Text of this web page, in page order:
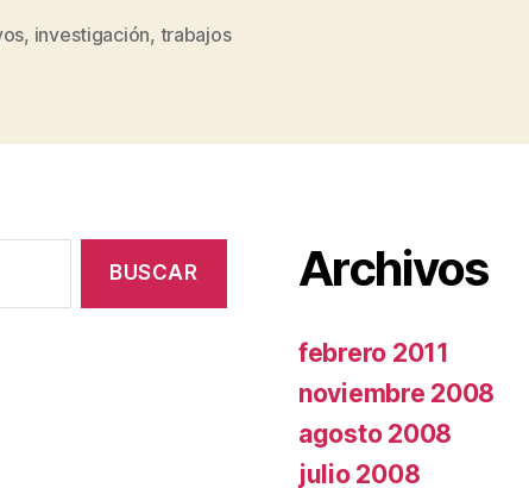
, investigación, trabajos
Archivos
febrero 2011
noviembre 2008
agosto 2008
julio 2008